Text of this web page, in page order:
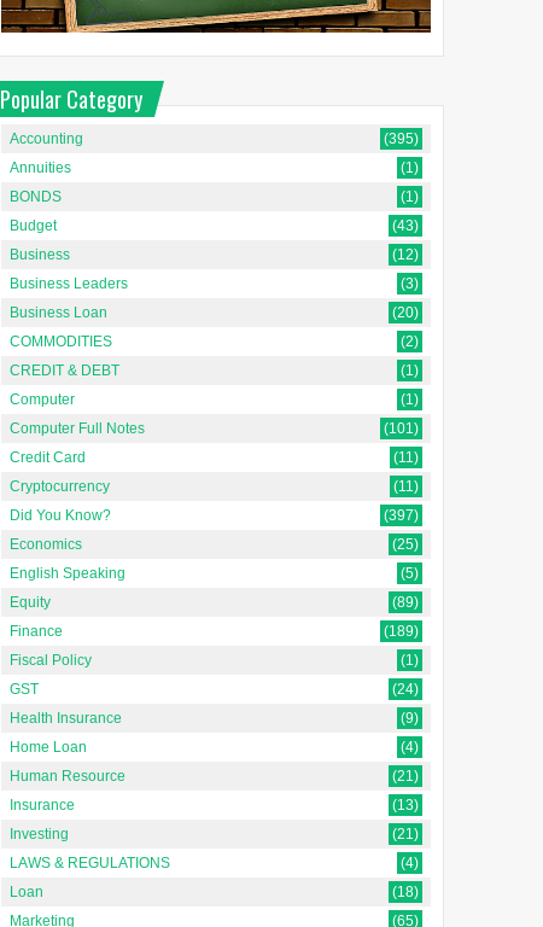
Popular Category
Accounting
(395)
Annuities
(1)
BONDS
(1)
Budget
(43)
Business
(12)
Business Leaders
(3)
Business Loan
(20)
COMMODITIES
(2)
CREDIT & DEBT
(1)
Computer
(1)
Computer Full Notes
(101)
Credit Card
(11)
Cryptocurrency
(11)
Did You Know?
(397)
Economics
(25)
English Speaking
(5)
Equity
(89)
Finance
(189)
Fiscal Policy
(1)
GST
(24)
Health Insurance
(9)
Home Loan
(4)
Human Resource
(21)
Insurance
(13)
Investing
(21)
LAWS & REGULATIONS
(4)
Loan
(18)
Marketing
(65)